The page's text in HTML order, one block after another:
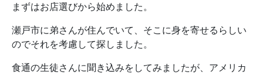
まずはお店選びから始めました。
瀬戸市に弟さんが住んでいて、そこに身を寄せるらしい
のでそれを考慮して探しました。
食通の生徒さんに聞き込みをしてみましたが、アメリカ